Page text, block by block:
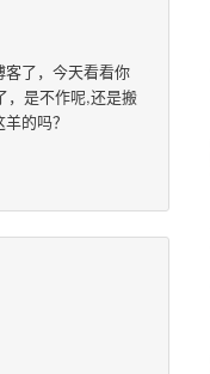
了，今天看看你
，是不作呢,还是搬
的吗？